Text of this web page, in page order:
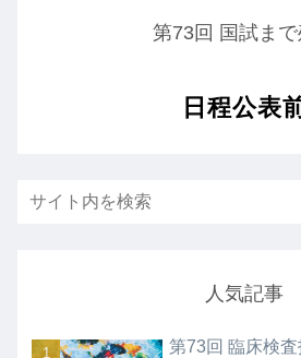
第73回 国試まで
日程公表
人気記事
第73回 臨床検